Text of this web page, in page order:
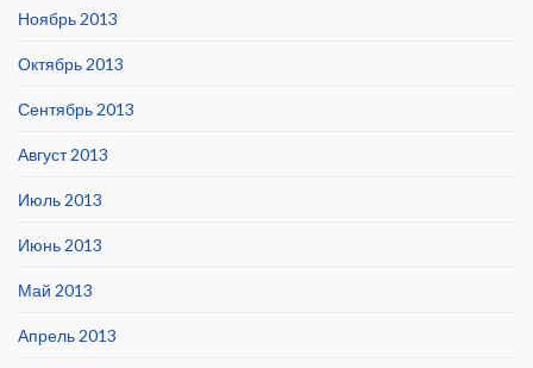
Ноябрь 2013
Октябрь 2013
Сентябрь 2013
Август 2013
Июль 2013
Июнь 2013
Май 2013
Апрель 2013